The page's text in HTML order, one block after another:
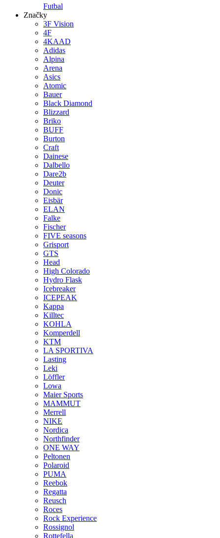
Futbal
Značky
3F Vision
4F
4KAAD
Adidas
Alpina
Arena
Asics
Atomic
Bauer
Black Diamond
Blizzard
Briko
BUFF
Burton
Craft
Dainese
Dalbello
Dare2b
Deuter
Donic
Eisbär
ELAN
Falke
Fischer
FIVE seasons
Grisport
GTS
Head
High Colorado
Hydro Flask
Icebreaker
ICEPEAK
Kappa
Killtec
KOHLA
Komperdell
KTM
LA SPORTIVA
Lasting
Leki
Löffler
Lowa
Maier Sports
MAMMUT
Merrell
NIKE
Nordica
Northfinder
ONE WAY
Peltonen
Polaroid
PUMA
Reebok
Regatta
Reusch
Roces
Rock Experience
Rossignol
Rottefella